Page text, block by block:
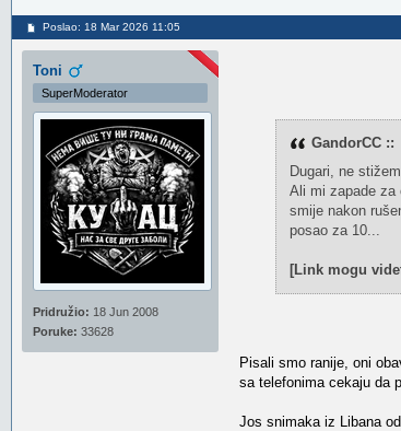
Poslao: 18 Mar 2026 11:05
Toni
SuperModerator
Pridružio: 18 Jun 2008
Poruke: 33628
GandorCC ::
Dugari, ne
Ali mi zapade za
smije nakon
posao za 10...
[Link mogu
Pisali smo ranije, oni
sa telefonima cekaju da
Jos snimaka iz Libana